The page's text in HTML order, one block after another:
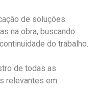
de soluções
na obra, buscando
do trabalho.
de todas as
relevantes em